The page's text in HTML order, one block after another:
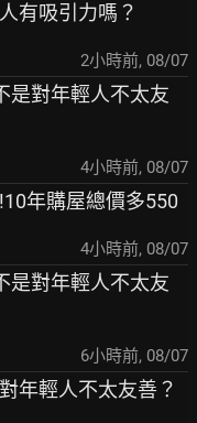
有吸引力嗎？
2小時前, 08/07
是對年輕人不太友
4小時前, 08/07
年購屋總價多550
4小時前, 08/07
是對年輕人不太友
6小時前, 08/07
年輕人不太友善？